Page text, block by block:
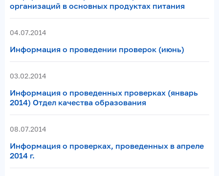
организаций в основных продуктах питания
04.07.2014
Информация о проведении проверок (июнь)
03.02.2014
Информация о проведенных проверках (январь
2014) Отдел качества образования
08.07.2014
Информация о проверках, проведенных в апреле
2014 г.